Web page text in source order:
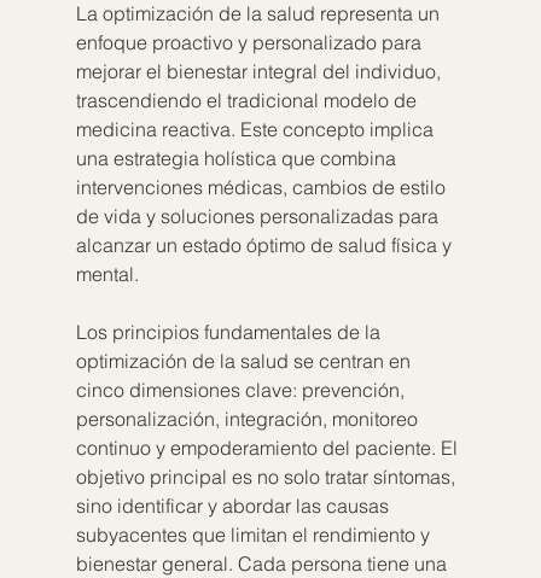
La optimización de la salud representa un
enfoque proactivo y personalizado para
mejorar el bienestar integral del individuo,
trascendiendo el tradicional modelo de
medicina reactiva. Este concepto implica
una estrategia holística que combina
intervenciones médicas, cambios de estilo
de vida y soluciones personalizadas para
alcanzar un estado óptimo de salud física y
mental.
Los principios fundamentales de la
optimización de la salud se centran en
cinco dimensiones clave: prevención,
personalización, integración, monitoreo
continuo y empoderamiento del paciente. El
objetivo principal es no solo tratar síntomas,
sino identificar y abordar las causas
subyacentes que limitan el rendimiento y
bienestar general. Cada persona tiene una